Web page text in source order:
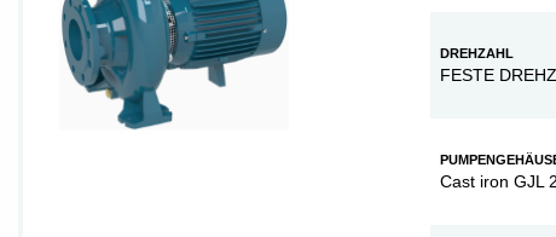
DREHZAHL
FESTE
Cast iron GJL